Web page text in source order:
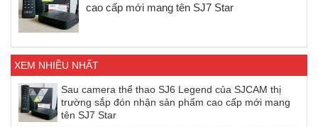
cao cấp mới mang tên SJ7 Star
XEM NHIỀU NHẤT
Sau camera thể thao SJ6 Legend của SJCAM thị
trường sắp đón nhận sản phẩm cao cấp mới mang
tên SJ7 Star